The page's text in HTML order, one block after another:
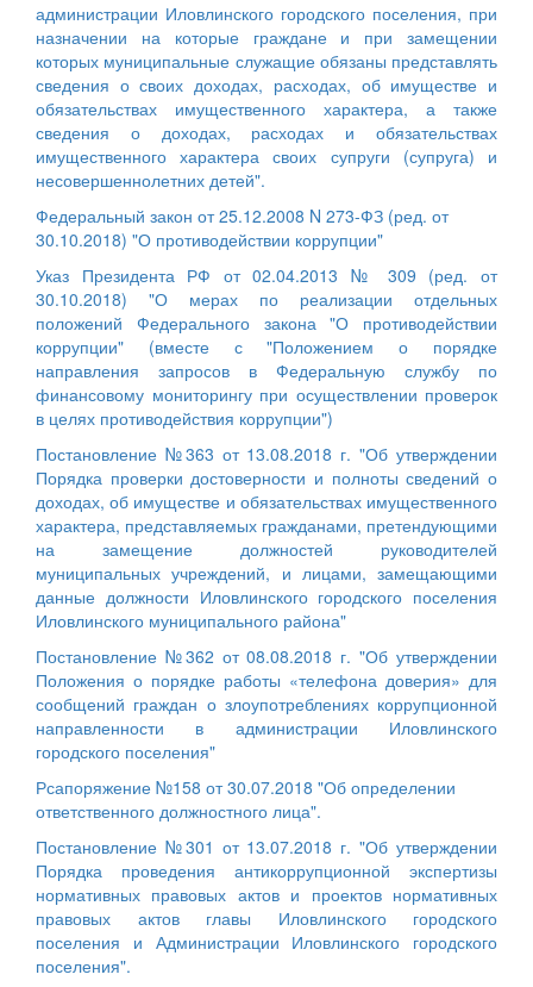
администрации Иловлинского городского поселения, при
назначении на которые граждане и при замещении
которых муниципальные служащие обязаны представлять
сведения о своих доходах, расходах, об имуществе и
обязательствах имущественного характера, а также
сведения о доходах, расходах и обязательствах
имущественного характера своих супруги (супруга) и
несовершеннолетних детей".
Федеральный закон от 25.12.2008 N 273-ФЗ (ред. от
30.10.2018) "О противодействии коррупции"
Указ Президента РФ от 02.04.2013 № 309 (ред. от
30.10.2018) "О мерах по реализации отдельных
положений Федерального закона "О противодействии
коррупции" (вместе с "Положением о порядке
направления запросов в Федеральную службу по
финансовому мониторингу при осуществлении проверок
в целях противодействия коррупции")
Постановление №363 от 13.08.2018 г. "Об утверждении
Порядка проверки достоверности и полноты сведений о
доходах, об имуществе и обязательствах имущественного
характера, представляемых гражданами, претендующими
на замещение должностей руководителей
муниципальных учреждений, и лицами, замещающими
данные должности Иловлинского городского поселения
Иловлинского муниципального района"
Постановление №362 от 08.08.2018 г. "Об утверждении
Положения о порядке работы «телефона доверия» для
сообщений граждан о злоупотреблениях коррупционной
направленности в администрации Иловлинского
городского поселения"
Рсапоряжение №158 от 30.07.2018 "Об определении
ответственного должностного лица".
Постановление №301 от 13.07.2018 г. "Об утверждении
Порядка проведения антикоррупционной экспертизы
нормативных правовых актов и проектов нормативных
правовых актов главы Иловлинского городского
поселения и Администрации Иловлинского городского
поселения".